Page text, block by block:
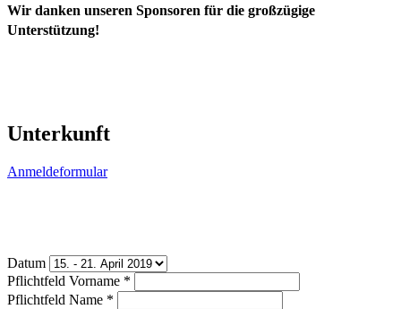
Wir danken unseren Sponsoren für die großzügige
Unterstützung!
Unterkunft
Anmeldeformular
Datum
Pflichtfeld Vorname *
Pflichtfeld Name *